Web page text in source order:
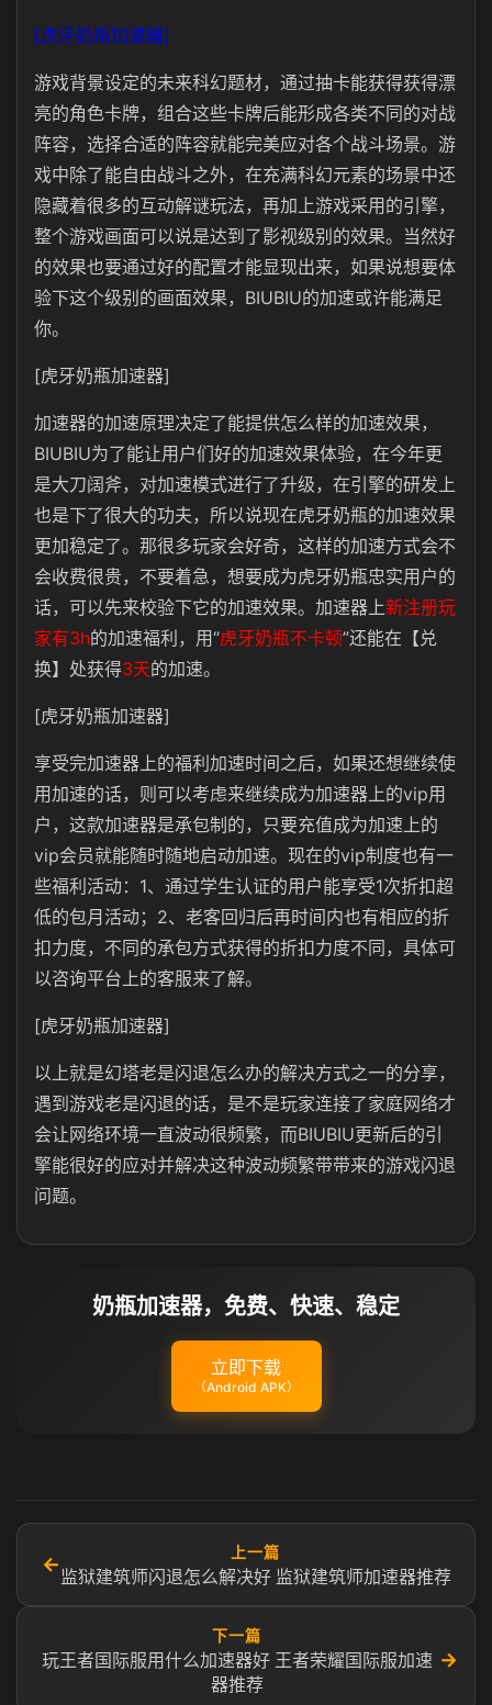
[虎牙奶瓶加速器]
游戏背景设定的未来科幻题材，通过抽卡能获得获得漂
亮的角色卡牌，组合这些卡牌后能形成各类不同的对战
阵容，选择合适的阵容就能完美应对各个战斗场景。游
戏中除了能自由战斗之外，在充满科幻元素的场景中还
隐藏着很多的互动解谜玩法，再加上游戏采用的引擎，
整个游戏画面可以说是达到了影视级别的效果。当然好
的效果也要通过好的配置才能显现出来，如果说想要体
验下这个级别的画面效果，BIUBIU的加速或许能满足
你。
[虎牙奶瓶加速器]
加速器的加速原理决定了能提供怎么样的加速效果，
BIUBIU为了能让用户们好的加速效果体验，在今年更
是大刀阔斧，对加速模式进行了升级，在引擎的研发上
也是下了很大的功夫，所以说现在虎牙奶瓶的加速效果
更加稳定了。那很多玩家会好奇，这样的加速方式会不
会收费很贵，不要着急，想要成为虎牙奶瓶忠实用户的
话，可以先来校验下它的加速效果。加速器上新注册玩
家有3h的加速福利，用“虎牙奶瓶不卡顿”还能在【兑
换】处获得3天的加速。
[虎牙奶瓶加速器]
享受完加速器上的福利加速时间之后，如果还想继续使
用加速的话，则可以考虑来继续成为加速器上的vip用
户，这款加速器是承包制的，只要充值成为加速上的
vip会员就能随时随地启动加速。现在的vip制度也有一
些福利活动：1、通过学生认证的用户能享受1次折扣超
低的包月活动；2、老客回归后再时间内也有相应的折
扣力度，不同的承包方式获得的折扣力度不同，具体可
以咨询平台上的客服来了解。
[虎牙奶瓶加速器]
以上就是幻塔老是闪退怎么办的解决方式之一的分享，
遇到游戏老是闪退的话，是不是玩家连接了家庭网络才
会让网络环境一直波动很频繁，而BIUBIU更新后的引
擎能很好的应对并解决这种波动频繁带带来的游戏闪退
问题。
奶瓶加速器，免费、快速、稳定
立即下载
（Android APK）
←
上一篇
监狱建筑师闪退怎么解决好 监狱建筑师加速器推荐
下一篇
玩王者国际服用什么加速器好 王者荣耀国际服加速
器推荐
→